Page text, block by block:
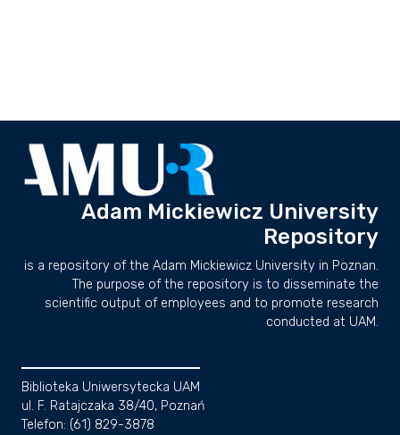
Adam Mickiewicz University
Repository
is a repository of the Adam Mickiewicz University in Poznan.
The purpose of the repository is to disseminate the
scientific output of employees and to promote research
conducted at UAM.
Biblioteka Uniwersytecka UAM
ul. F. Ratajczaka 38/40, Poznań
Telefon: (61) 829-3878